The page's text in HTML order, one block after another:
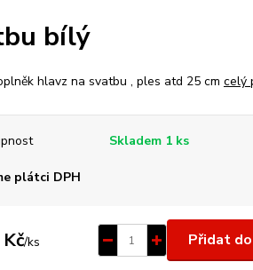
bílý
hlavz na svatbu , ples atd 25 cm celý
Skladem 1 ks
plátci DPH
/ks Přidat